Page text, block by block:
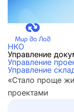
НКО
Управление
Управление
Управление
«Стало проще
проектами